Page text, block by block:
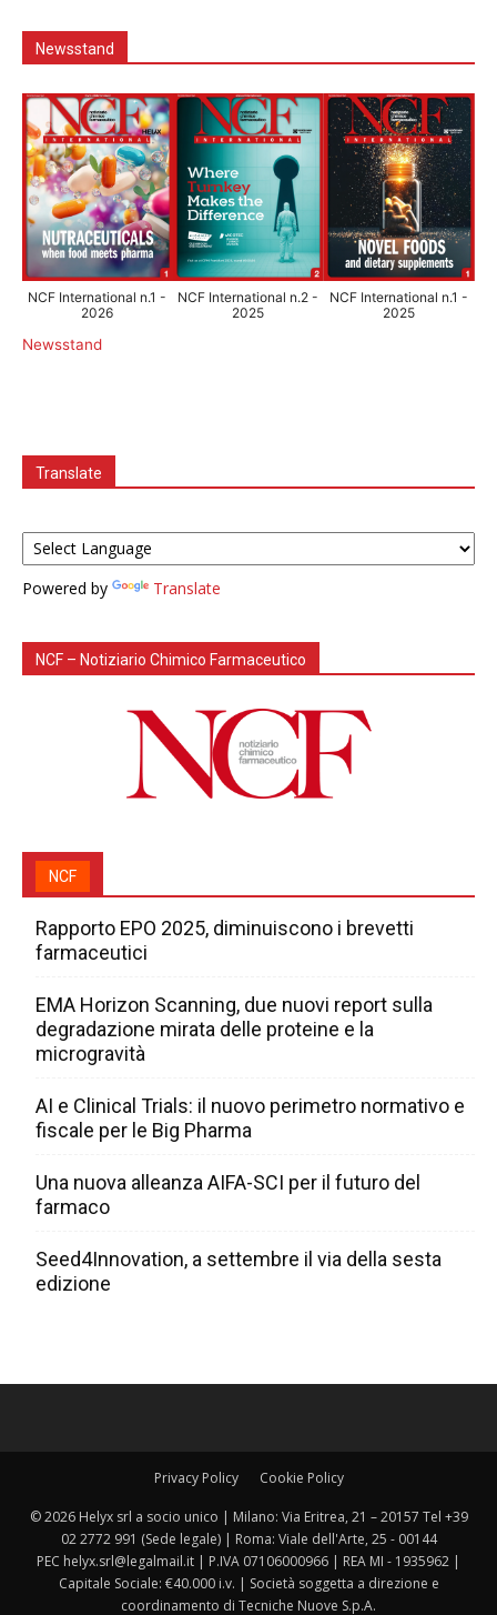
Newsstand
NCF International n.1 -
2026
NCF International n.2 -
2025
NCF International n.1 -
2025
Newsstand
Translate
Powered by Translate
NCF – Notiziario Chimico Farmaceutico
NCF
Rapporto EPO 2025, diminuiscono i brevetti
farmaceutici
EMA Horizon Scanning, due nuovi report sulla
degradazione mirata delle proteine e la
microgravità
AI e Clinical Trials: il nuovo perimetro normativo e
fiscale per le Big Pharma
Una nuova alleanza AIFA-SCI per il futuro del
farmaco
Seed4Innovation, a settembre il via della sesta
edizione
Privacy Policy Cookie Policy
© 2026 Helyx srl a socio unico | Milano: Via Eritrea, 21 – 20157 Tel +39
02 2772 991 (Sede legale) | Roma: Viale dell'Arte, 25 - 00144
PEC helyx.srl@legalmail.it | P.IVA 07106000966 | REA MI - 1935962 |
Capitale Sociale: €40.000 i.v. | Società soggetta a direzione e
coordinamento di Tecniche Nuove S.p.A.